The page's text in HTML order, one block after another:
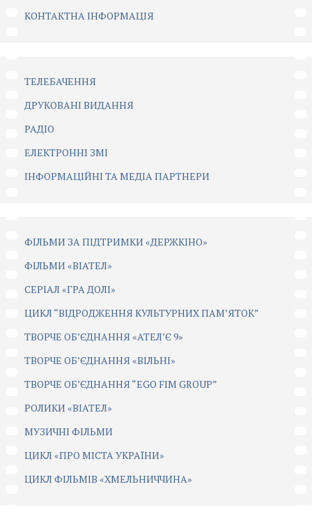
КОНТАКТНА ІНФОРМАЦІЯ
ТЕЛЕБАЧЕННЯ
ДРУКОВАНІ ВИДАННЯ
РАДІО
ЕЛЕКТРОННІ ЗМІ
ІНФОРМАЦІЙНІ ТА МЕДІА ПАРТНЕРИ
ФІЛЬМИ ЗА ПІДТРИМКИ «ДЕРЖКІНО»
ФІЛЬМИ «ВІАТЕЛ»
СЕРІАЛ «ГРА ДОЛІ»
ЦИКЛ “ВІДРОДЖЕННЯ КУЛЬТУРНИХ ПАМ’ЯТОК”
ТВОРЧЕ ОБ’ЄДНАННЯ «АТЕЛ’Є 9»
ТВОРЧЕ ОБ’ЄДНАННЯ «ВІЛЬНІ»
ТВОРЧЕ ОБ’ЄДНАННЯ “EGO FIM GROUP”
РОЛИКИ «ВІАТЕЛ»
МУЗИЧНІ ФІЛЬМИ
ЦИКЛ «ПРО МІСТА УКРАЇНИ»
ЦИКЛ ФІЛЬМІВ «ХМЕЛЬНИЧЧИНА»